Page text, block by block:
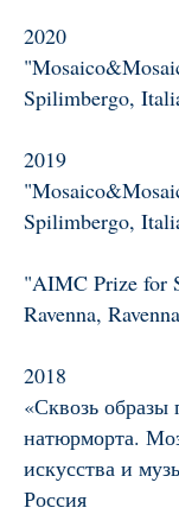
2020
Spilimbergo,
2019
Spilimbergo,
"AIMC Prize for
Ravenna,
2018
«Сквозь образы
натюрморта.
искусства и
Россия